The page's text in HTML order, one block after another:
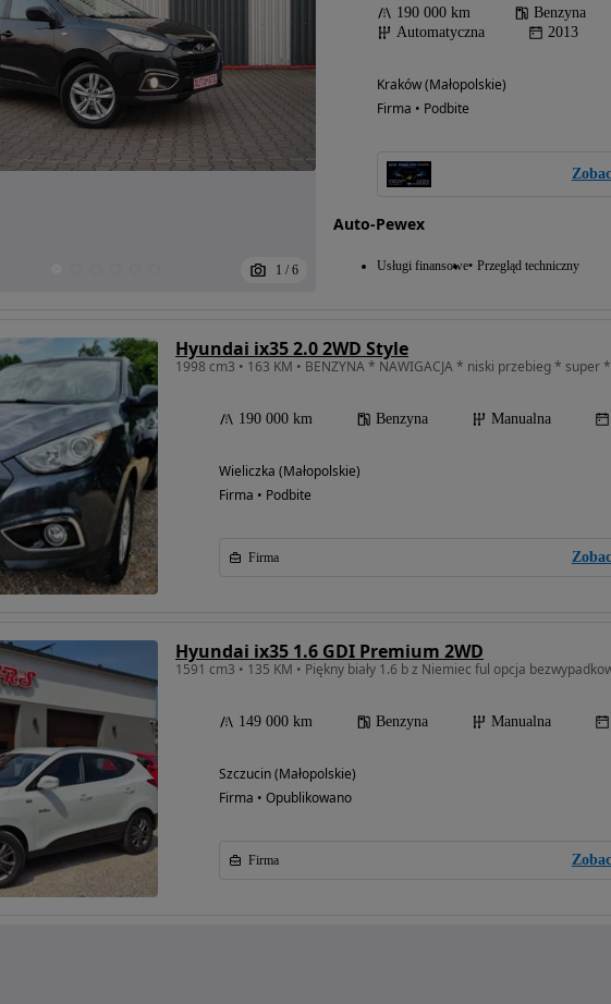
1 / 6
190 000 km
Benzyna
Automatyczna
2013
Kraków (Małopolskie)
Firma • Podbite
Auto-Pewex
Usługi finansowe Przegląd techniczny
Hyundai ix35 2.0 2WD Style
1998 cm3 • 163 KM • BENZYNA * NAWIGACJA * niski przebieg * super *
190 000 km Benzyna Manualna
Wieliczka (Małopolskie)
Firma • Podbite
Firma
Hyundai ix35 1.6 GDI Premium 2WD
149 000 km Benzyna Manualna
Szczucin (Małopolskie)
Firma • Opublikowano
Firma